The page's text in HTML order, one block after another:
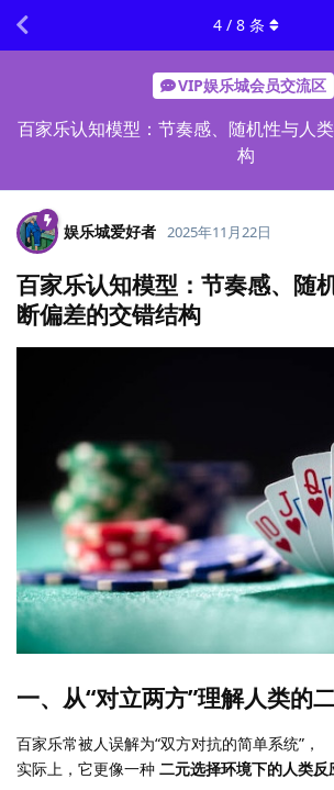
VIP娱乐城会员交流区
百家乐认知模型：节奏感、随机性与人
构
4 / 8 条
娱乐城爱好者 2025年11月22日
百家乐认知模型：节奏感、随
断偏差的交错结构
一、从“对立两方”理解人类的
百家乐常被人误解为“双方对抗的简单系统”，
实际上，它更像一种 二元选择环境下的人类反